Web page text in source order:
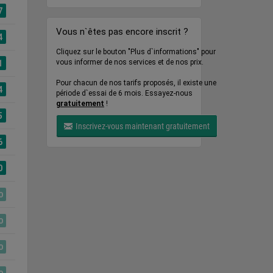
Vous n`êtes pas encore inscrit ?
Cliquez sur le bouton "Plus d`informations" pour
vous informer de nos services et de nos prix.
Pour chacun de nos tarifs proposés, il existe une
période d`essai de 6 mois. Essayez-nous
gratuitement !
Inscrivez-vous maintenant gratuitement